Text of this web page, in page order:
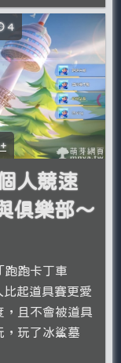
4
人競速
俱樂部～
跑跑卡丁車
起道具賽更愛
，且不會被道具
，玩了冰鯊墓